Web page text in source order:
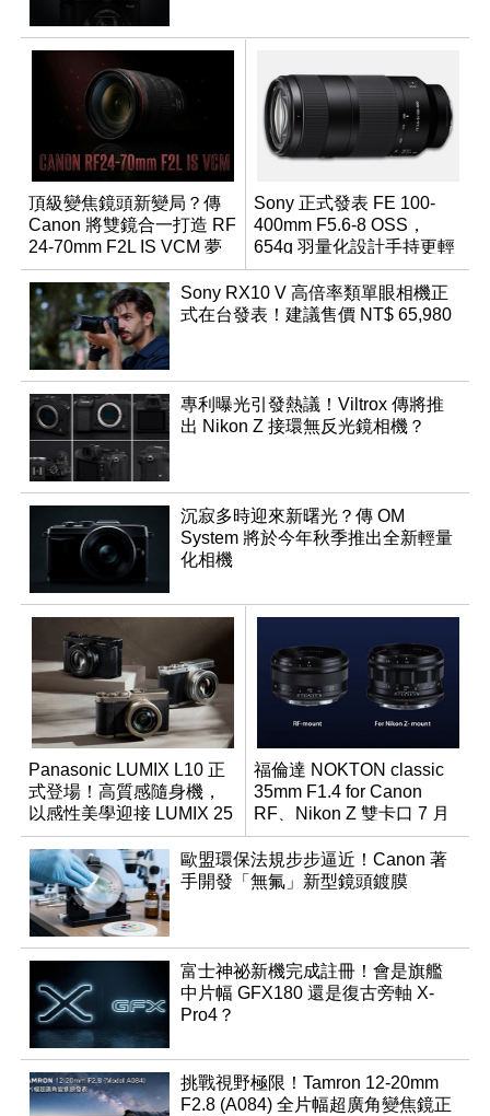
頂級變焦鏡頭新變局？傳
Canon 將雙鏡合一打造 RF
24-70mm F2L IS VCM 夢
幻規格
Sony 正式發表 FE 100-
400mm F5.6-8 OSS，
654g 羽量化設計手持更輕
鬆
Sony RX10 V 高倍率類單眼相機正
式在台發表！建議售價 NT$ 65,980
專利曝光引發熱議！Viltrox 傳將推
出 Nikon Z 接環無反光鏡相機？
沉寂多時迎來新曙光？傳 OM
System 將於今年秋季推出全新輕量
化相機
Panasonic LUMIX L10 正
式登場！高質感隨身機，
以感性美學迎接 LUMIX 25
週年
福倫達 NOKTON classic
35mm F1.4 for Canon
RF、Nikon Z 雙卡口 7 月
同步登台
歐盟環保法規步步逼近！Canon 著
手開發「無氟」新型鏡頭鍍膜
富士神祕新機完成註冊！會是旗艦
中片幅 GFX180 還是復古旁軸 X-
Pro4？
挑戰視野極限！Tamron 12-20mm
F2.8 (A084) 全片幅超廣角變焦鏡正